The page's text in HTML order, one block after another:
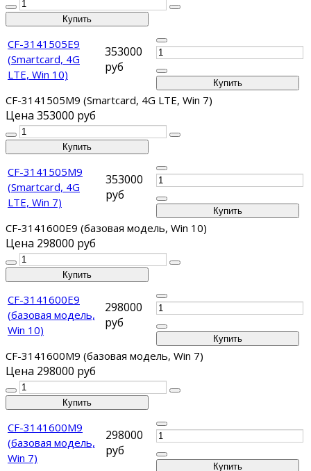
CF-3141505E9
(Smartcard, 4G
LTE, Win 10)
353000
руб
CF-3141505M9 (Smartcard, 4G LTE, Win 7)
Цена 353000 руб
CF-3141505M9
(Smartcard, 4G
LTE, Win 7)
353000
руб
CF-3141600E9 (базовая модель, Win 10)
Цена 298000 руб
CF-3141600E9
(базовая модель,
Win 10)
298000
руб
CF-3141600M9 (базовая модель, Win 7)
Цена 298000 руб
CF-3141600M9
(базовая модель,
Win 7)
298000
руб